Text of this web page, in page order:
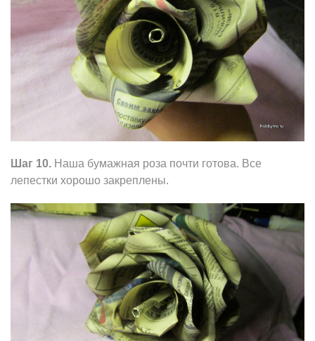
Шаг 10. Наша бумажная роза почти готова. Все
лепестки хорошо закреплены.